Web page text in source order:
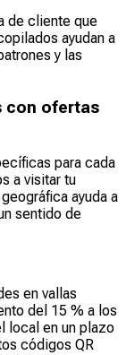
de cliente que
ayudan a
y las
con ofertas
para cada
a visitar tu
ayuda a
sentido de
en vallas
del 15 % a los
local en un plazo
códigos QR